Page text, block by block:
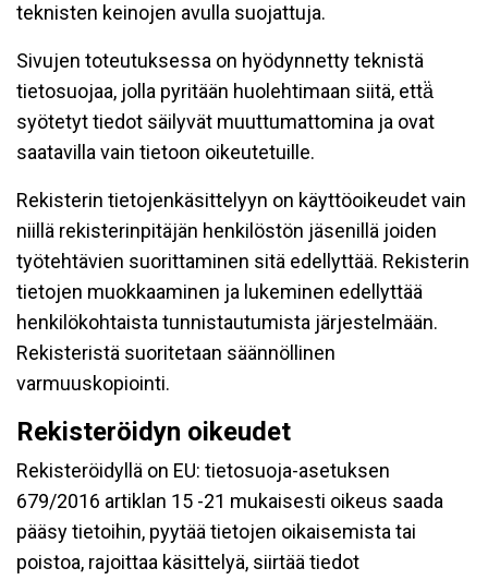
teknisten keinojen avulla suojattuja.
Sivujen toteutuksessa on hyödynnetty teknistä
tietosuojaa, jolla pyritään huolehtimaan siitä, että̈
syötetyt tiedot säilyvät muuttumattomina ja ovat
saatavilla vain tietoon oikeutetuille.
Rekisterin tietojenkäsittelyyn on käyttöoikeudet vain
niillä rekisterinpitäjän henkilöstön jäsenillä joiden
työtehtävien suorittaminen sitä edellyttää. Rekisterin
tietojen muokkaaminen ja lukeminen edellyttää
henkilökohtaista tunnistautumista järjestelmään.
Rekisteristä suoritetaan säännöllinen
varmuuskopiointi.
Rekisteröidyn oikeudet
Rekisteröidyllä on EU: tietosuoja-asetuksen
679/2016 artiklan 15 -21 mukaisesti oikeus saada
pääsy tietoihin, pyytää tietojen oikaisemista tai
poistoa, rajoittaa käsittelyä, siirtää tiedot